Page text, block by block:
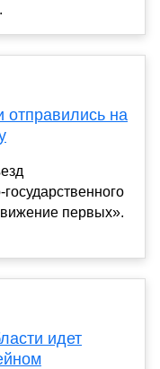
отправились на
первых».
идет